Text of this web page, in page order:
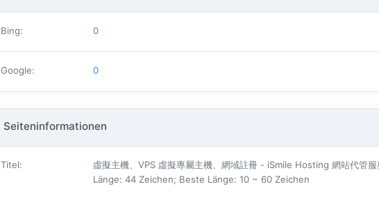
Bing: 0
Google: 0
Seiteninformationen
Titel:
虛擬主機、VPS 虛擬專屬主機、網域註冊 - iSmile Hosting 網站代管服
Länge: 44 Zeichen; Beste Länge: 10 ~ 60 Zeichen